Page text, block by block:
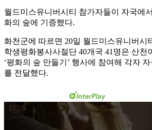
월드미스유니버시티 참가자들이 자국에
화의 숲에 기증했다.
화천군에 따르면 20일 월드미스유니버시
학생평화봉사사절단 40개국 41명은 산천
‘평화의 숲 만들기’ 행사에 참여해 각자
를 전달했다.